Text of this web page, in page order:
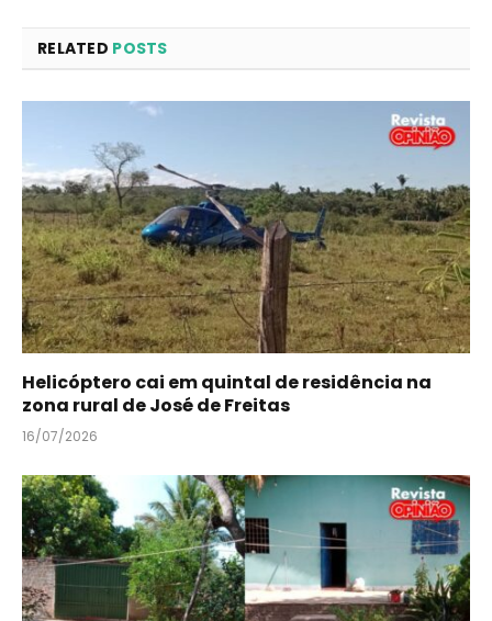
RELATED POSTS
Helicóptero cai em quintal de residência na
zona rural de José de Freitas
16/07/2026